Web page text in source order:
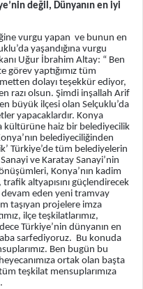
değil, Dünyanın en iyi
vurgu yapan ve bunun en
yaşandığına vurgu
Uğur İbrahim Altay: “ Ben
görev yaptığımız tüm
dolayı teşekkür ediyor,
razı olsun. Şimdi inşallah Arif
büyük ilçesi olan Selçuklu’da
yapacaklardır. Konya
kültürüne haiz bir belediyecilik
belediyeciliğinden
Türkiye’de tüm belediyelerin
ve Karatay Sanayi’nin
Konya’nın kadim
altyapısını güçlendirecek
devam eden yeni tramvay
taşıyan projelere imza
ilçe teşkilatlarımız,
Türkiye’nin dünyanın en
sarfediyoruz. Bu konuda
Ben bugün bu
ortak olan başta
teşkilat mensuplarımıza